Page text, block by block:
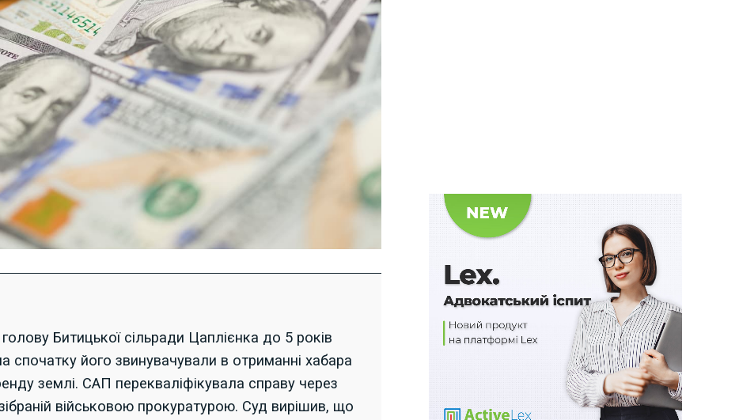
Битицької сільради Цаплієнка до 5 років
спочатку його звинувачували в отриманні хабара
землі. САП перекваліфікувала справу через
військовою прокуратурою. Суд вирішив, що